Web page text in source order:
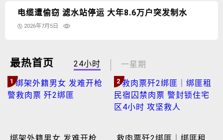
电缆遭偷窃 滤水站停运 大年8.6万户突发制水
2026年7月5日
最热首页 24小时 一星期
1 2